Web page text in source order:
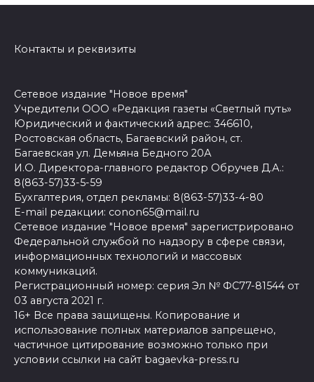
Контакты и реквизиты
Сетевое издание "Новое время"
Учредители ООО «Редакция газеты «Светлый путь»
Юридический и фактический адрес: 346610,
Ростовская область, Багаевский район, ст.
Багаевская ул. Демьяна Бедного 20А
И.О. Директора-главного редактор Обручев Д.А.:
8(863-57)33-5-59
Бухгалтерия, отдел рекламы: 8(863-57)33-4-80
E-mail редакции: conon65@mail.ru
Сетевое издание "Новое время" зарегистрировано
Федеральной службой по надзору в сфере связи,
информационных технологий и массовых
коммуникаций.
Регистрационный номер: серия Эл № ФС77-81544 от
03 августа 2021 г.
16+ Все права защищены. Копирование и
использование полных материалов запрещено,
частичное цитирование возможно только при
условии ссылки на сайт bagaevka-press.ru